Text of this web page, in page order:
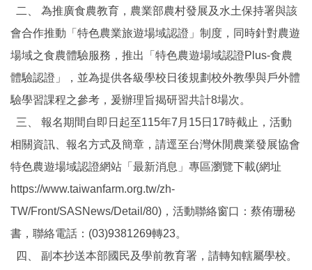
二、 為推廣食農教育，農業部農村發展及水土保持署與該
會合作推動「特色農業旅遊場域認證」制度，同時針對農遊
場域之食農體驗服務，推出「特色農遊場域認證Plus-食農
體驗認證」，並為提供各級學校日後規劃校外教學與戶外體
驗學習課程之參考，爰辦理旨揭研習共計8場次。
三、 報名期間自即日起至115年7月15日17時截止，活動
相關資訊、報名方式及簡章，請逕至台灣休閒農業發展協會
特色農遊場域認證網站「最新消息」專區瀏覽下載(網址
https://www.taiwanfarm.org.tw/zh-
TW/Front/SASNews/Detail/80)，活動聯絡窗口：蔡侑珊秘
書，聯絡電話：(03)9381269轉23。
四、 副本抄送本部國民及學前教育署，請轉知轄屬學校。